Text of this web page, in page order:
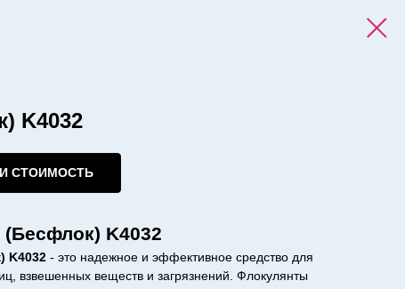
K4032
СТОИМОСТЬ
K4032
K4032 - это надежное и эффективное средство для
взвешенных веществ и загрязнений. Флокулянты